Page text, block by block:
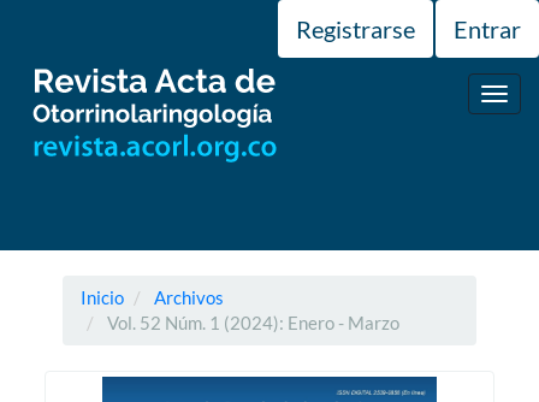
principal
Barra
lateral
Registrarse Entrar
Inicio
Archivos
Vol. 52 Núm. 1 (2024): Enero - Marzo